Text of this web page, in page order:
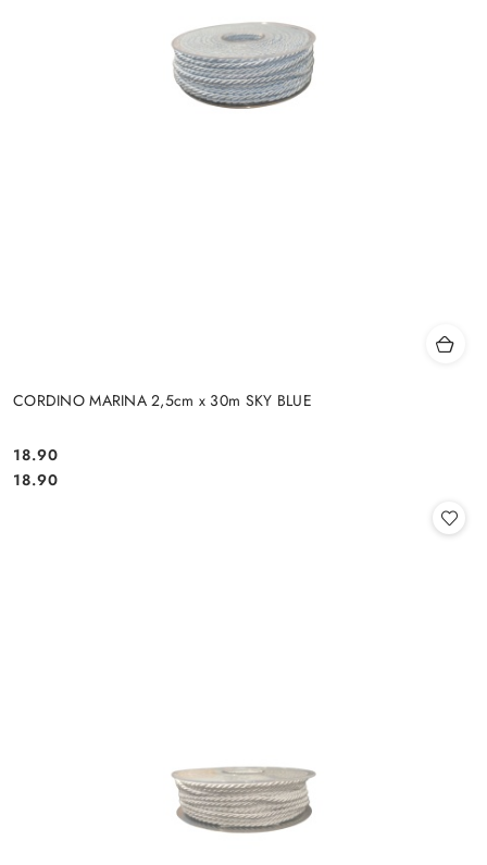
CORDINO MARINA 2,5cm x 30m SKY BLUE
Cena:
18.90
Cena:
18.90